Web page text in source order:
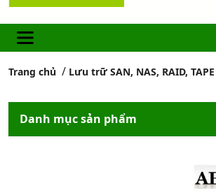
Trang chủ Lưu trữ SAN, NAS, RAID, TAPE
Danh mục sản phẩm